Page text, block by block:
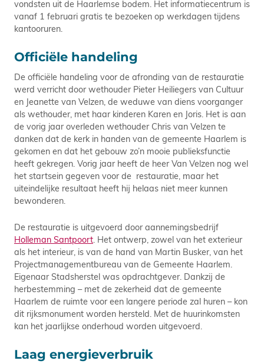
vondsten uit de Haarlemse bodem. Het informatiecentrum is
vanaf 1 februari gratis te bezoeken op werkdagen tijdens
kantooruren.
Officiële handeling
De officiële handeling voor de afronding van de restauratie
werd verricht door wethouder Pieter Heiliegers van Cultuur
en Jeanette van Velzen, de weduwe van diens voorganger
als wethouder, met haar kinderen Karen en Joris. Het is aan
de vorig jaar overleden wethouder Chris van Velzen te
danken dat de kerk in handen van de gemeente Haarlem is
gekomen en dat het gebouw zo’n mooie publieksfunctie
heeft gekregen. Vorig jaar heeft de heer Van Velzen nog wel
het startsein gegeven voor de restauratie, maar het
uiteindelijke resultaat heeft hij helaas niet meer kunnen
bewonderen.
De restauratie is uitgevoerd door aannemingsbedrijf
Holleman Santpoort. Het ontwerp, zowel van het exterieur
als het interieur, is van de hand van Martin Busker, van het
Projectmanagementbureau van de Gemeente Haarlem.
Eigenaar Stadsherstel was opdrachtgever. Dankzij de
herbestemming – met de zekerheid dat de gemeente
Haarlem de ruimte voor een langere periode zal huren – kon
dit rijksmonument worden hersteld. Met de huurinkomsten
kan het jaarlijkse onderhoud worden uitgevoerd.
Laag energieverbruik